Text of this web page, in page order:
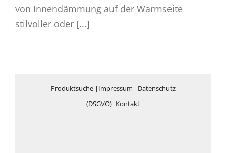
von Innendämmung auf der Warmseite
stilvoller oder [...]
Produktsuche| Impressum | Datenschutz
(DSGVO)| Kontakt